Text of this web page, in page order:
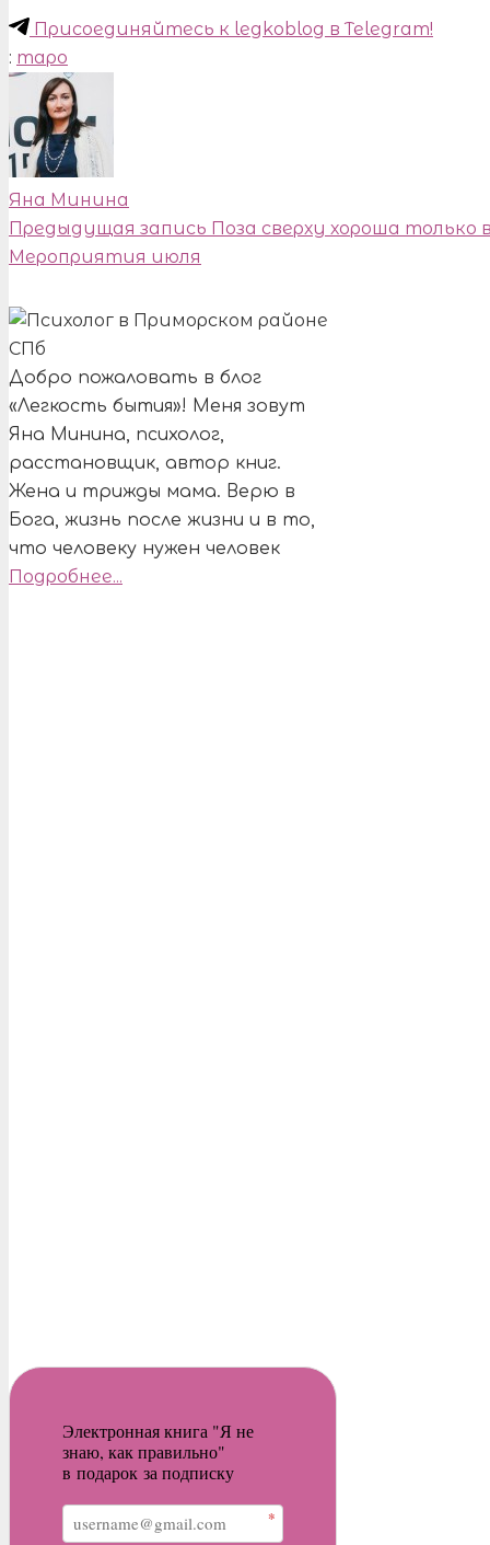
Присоединяйтесь к legkoblog в Telegram!
: таро
Яна Минина
Предыдущая запись Поза сверху хороша только
Мероприятия июля
Добро пожаловать в блог
«Легкость бытия»! Меня зовут
Яна Минина, психолог,
расстановщик, автор книг.
Жена и трижды мама. Верю в
Бога, жизнь после жизни и в то,
что человеку нужен человек
Подробнее...
Электронная книга "Я не
знаю, как правильно"
в подарок за подписку
*